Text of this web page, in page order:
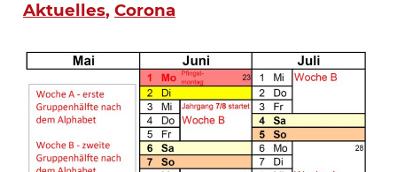
Aktuelles, Corona